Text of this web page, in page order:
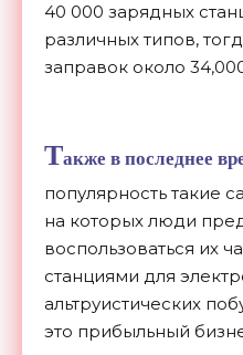
40 000 зарядных
различных типов,
заправок около
Также в последнее
популярность такие
на которых люди
воспользоваться их
станциями для
альтруистических
это прибыльный